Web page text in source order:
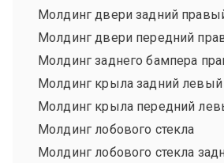
Молдинг двери задний
Молдинг двери передний
Молдинг заднего бампера
Молдинг крыла задний левый
Молдинг крыла передний
Молдинг лобового стекла
Молдинг лобового стекла